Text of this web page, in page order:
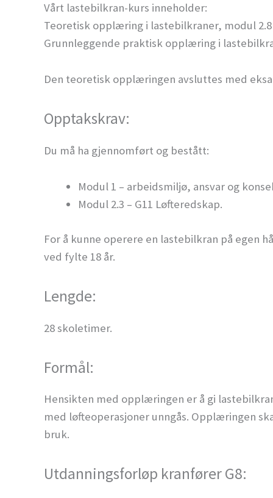
Vårt lastebilkran-kurs inneholder:
Teoretisk opplæring i lastebilkraner, modul 2.8
Grunnleggende praktisk opplæring i
Den teoretisk opplæringen avsluttes med
Opptakskrav:
Du må ha gjennomført og bestått:
Modul 1 – arbeidsmiljø, ansvar og
Modul 2.3 – G11 Løfteredskap.
For å kunne operere en lastebilkran på egen
ved fylte 18 år.
Lengde:
28 skoletimer.
Formål:
Hensikten med opplæringen er å gi
med løfteoperasjoner unngås. Opplæringen
bruk.
Utdanningsforløp kranfører G8: